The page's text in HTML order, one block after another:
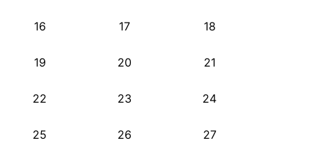
16 17 18
19 20 21
22 23 24
25 26 27